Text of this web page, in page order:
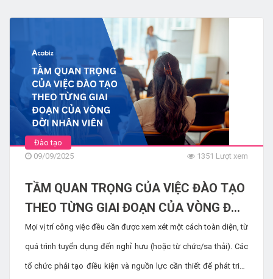
Đào tạo
09/09/2025
1351 Lượt xem
TẦM QUAN TRỌNG CỦA VIỆC ĐÀO TẠO
THEO TỪNG GIAI ĐOẠN CỦA VÒNG ĐỜI
NHÂN VIÊN
Mọi vị trí công việc đều cần được xem xét một cách toàn diện, từ
quá trình tuyển dụng đến nghỉ hưu (hoặc từ chức/sa thải). Các
tổ chức phải tạo điều kiện và nguồn lực cần thiết để phát triển